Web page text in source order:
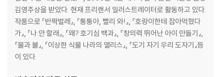
김영주상을 받았다. 현재 프리랜서 일러스트레이터로 활동하고 있다.
작품으로 『반짝벌레』, 『통통아, 빨리 와!』, 『호랑이한테 잡아먹혔다
가』, 『나 안 할래』, 『왜? 호기심 백과』, 『창의력 뛰어난 아이 만들기』,
『물과 불』, 『이상한 식물 나라의 앨리스』, 『도기 자기 우리 도자기』등
이 있다.